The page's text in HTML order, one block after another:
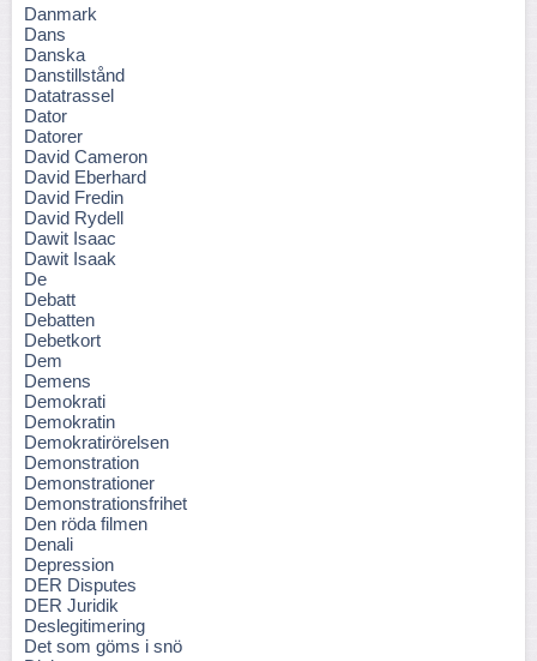
Danmark
Dans
Danska
Danstillstånd
Datatrassel
Dator
Datorer
David Cameron
David Eberhard
David Fredin
David Rydell
Dawit Isaac
Dawit Isaak
De
Debatt
Debatten
Debetkort
Dem
Demens
Demokrati
Demokratin
Demokratirörelsen
Demonstration
Demonstrationer
Demonstrationsfrihet
Den röda filmen
Denali
Depression
DER Disputes
DER Juridik
Deslegitimering
Det som göms i snö